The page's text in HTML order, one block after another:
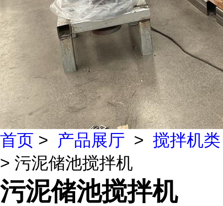
首页 > 产品展厅 > 搅拌机类
> 污泥储池搅拌机
污泥储池搅拌机